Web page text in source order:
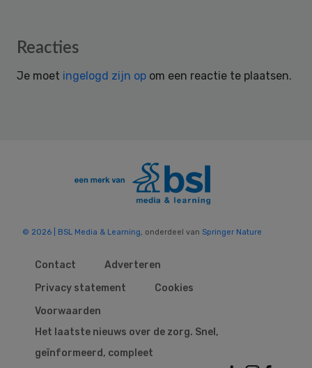
Reader
Reacties
Je moet ingelogd zijn op om een reactie te plaatsen.
© 2026 | BSL Media & Learning , onderdeel van Springer Nature
Contact
Adverteren
Privacy statement
Cookies
Voorwaarden
Het laatste nieuws over de zorg. Snel,
geïnformeerd, compleet